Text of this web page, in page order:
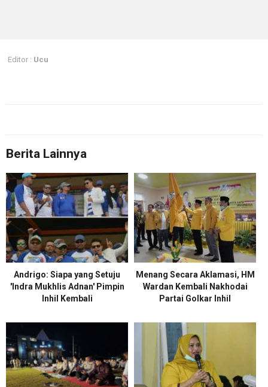
Editor : Ucu
Berita Lainnya
Andrigo: Siapa yang Setuju
'Indra Mukhlis Adnan' Pimpin
Inhil Kembali
Menang Secara Aklamasi, HM
Wardan Kembali Nakhodai
Partai Golkar Inhil